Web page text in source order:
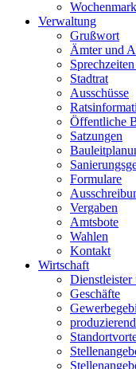
Verwaltung
Grußwort
Ämter und
Stadtrat
Ausschüsse
Öffentliche
Satzungen
Formulare
Vergaben
Amtsbote
Wahlen
Kontakt
Wirtschaft
Geschäfte